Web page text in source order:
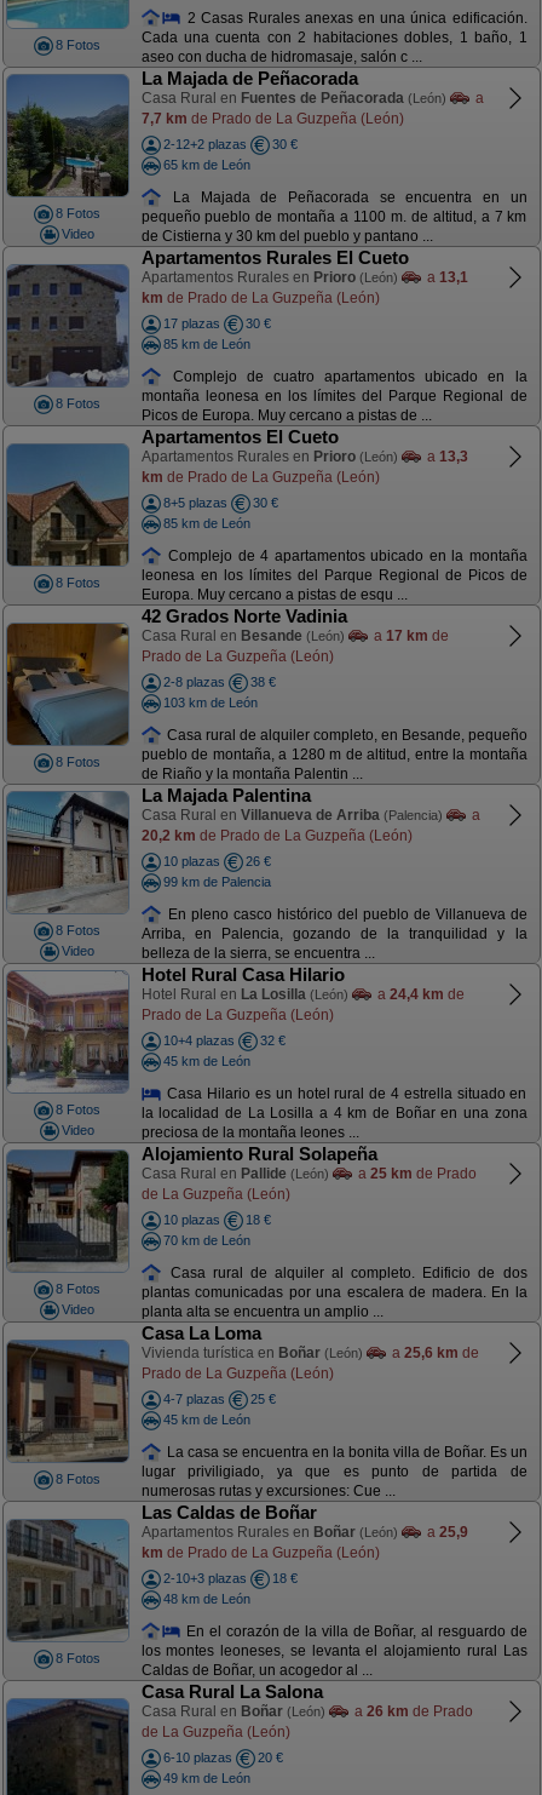
8 Fotos
2 Casas Rurales anexas en una única edificación.
Cada una cuenta con 2 habitaciones dobles, 1 baño, 1
aseo con ducha de hidromasaje, salón c ...
8 Fotos
Video
La Majada de Peñacorada
Casa Rural en Fuentes de Peñacorada (León)
a
7,7 km de Prado de La Guzpeña (León)
2-12+2 plazas
30 €
65 km de León
La Majada de Peñacorada se encuentra en un
pequeño pueblo de montaña a 1100 m. de altitud, a 7 km
de Cistierna y 30 km del pueblo y pantano ...
8 Fotos
Apartamentos Rurales El Cueto
Apartamentos Rurales en Prioro (León) a 13,1
km de Prado de La Guzpeña (León)
17 plazas
30 €
85 km de León
Complejo de cuatro apartamentos ubicado en la
montaña leonesa en los límites del Parque Regional de
Picos de Europa. Muy cercano a pistas de ...
8 Fotos
Apartamentos El Cueto
Apartamentos Rurales en Prioro (León) a 13,3
km de Prado de La Guzpeña (León)
8+5 plazas
30 €
85 km de León
Complejo de 4 apartamentos ubicado en la montaña
leonesa en los límites del Parque Regional de Picos de
Europa. Muy cercano a pistas de esqu ...
8 Fotos
42 Grados Norte Vadinia
Casa Rural en Besande (León) a 17 km de
Prado de La Guzpeña (León)
2-8 plazas
38 €
103 km de León
Casa rural de alquiler completo, en Besande, pequeño
pueblo de montaña, a 1280 m de altitud, entre la montaña
de Riaño y la montaña Palentin ...
8 Fotos
Video
La Majada Palentina
Casa Rural en Villanueva de Arriba (Palencia)
a
20,2 km de Prado de La Guzpeña (León)
10 plazas
26 €
99 km de Palencia
En pleno casco histórico del pueblo de Villanueva de
Arriba, en Palencia, gozando de la tranquilidad y la
belleza de la sierra, se encuentra ...
8 Fotos
Video
Hotel Rural Casa Hilario
Hotel Rural en La Losilla (León) a 24,4 km de
Prado de La Guzpeña (León)
10+4 plazas
32 €
45 km de León
Casa Hilario es un hotel rural de 4 estrella situado en
la localidad de La Losilla a 4 km de Boñar en una zona
preciosa de la montaña leones ...
8 Fotos
Video
Alojamiento Rural Solapeña
Casa Rural en Pallide (León) a 25 km de Prado
de La Guzpeña (León)
10 plazas
18 €
70 km de León
Casa rural de alquiler al completo. Edificio de dos
plantas comunicadas por una escalera de madera. En la
planta alta se encuentra un amplio ...
8 Fotos
Casa La Loma
Vivienda turística en Boñar (León) a 25,6 km de
Prado de La Guzpeña (León)
4-7 plazas
25 €
45 km de León
La casa se encuentra en la bonita villa de Boñar. Es un
lugar priviligiado, ya que es punto de partida de
numerosas rutas y excursiones: Cue ...
8 Fotos
Las Caldas de Boñar
Apartamentos Rurales en Boñar (León) a 25,9
km de Prado de La Guzpeña (León)
2-10+3 plazas
18 €
48 km de León
En el corazón de la villa de Boñar, al resguardo de
los montes leoneses, se levanta el alojamiento rural Las
Caldas de Boñar, un acogedor al ...
Casa Rural La Salona
Casa Rural en Boñar (León) a 26 km de Prado
de La Guzpeña (León)
6-10 plazas
20 €
49 km de León